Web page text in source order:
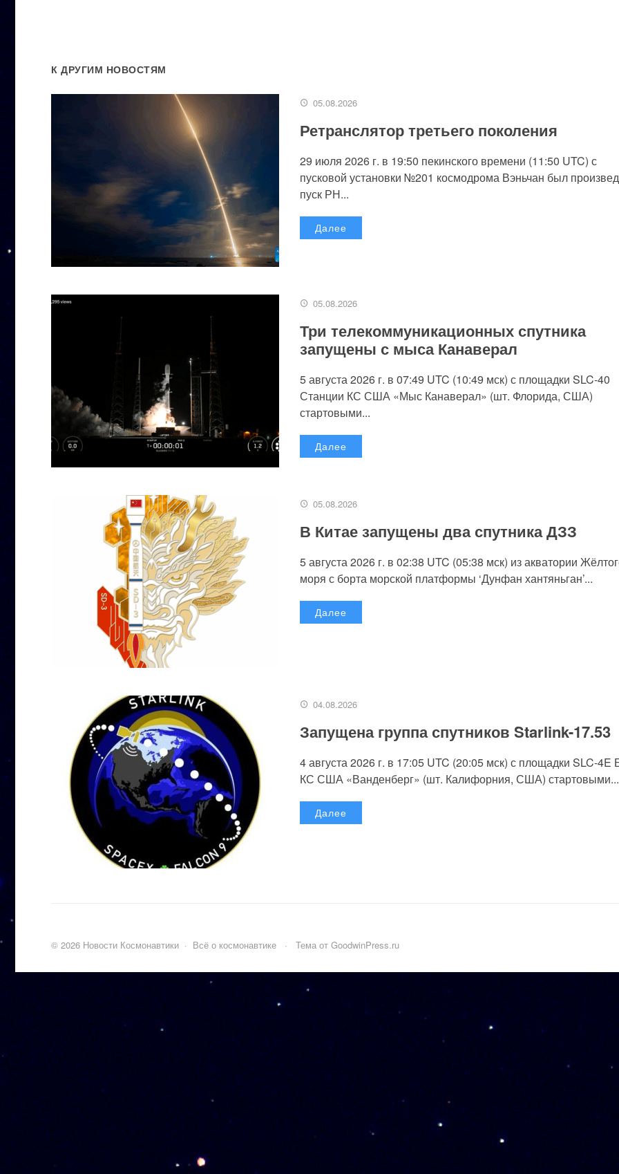
К ДРУГИМ НОВОСТЯМ
05.08.2026
Ретранслятор третьего поколения
29 июля 2026 г. в 19:50 пекинского времени (11:50 UTC) с
пусковой установки №201 космодрома Вэньчан был
пуск РН...
Далее
05.08.2026
Три телекоммуникационных спутника
запущены с мыса Канаверал
5 августа 2026 г. в 07:49 UTC (10:49 мск) с площадки SLC-40
Станции КС США «Мыс Канаверал» (шт. Флорида, США)
стартовыми...
Далее
05.08.2026
В Китае запущены два спутника ДЗЗ
5 августа 2026 г. в 02:38 UTC (05:38 мск) из акватории
моря с борта морской платформы ‘Дунфан хантяньган’...
Далее
04.08.2026
Запущена группа спутников Starlink-17.53
4 августа 2026 г. в 17:05 UTC (20:05 мск) с площадки SLC-4E
КС США «Ванденберг» (шт. Калифорния, США) стартовыми...
Далее
© 2026 Новости Космонавтики · Всё о космонавтике · Тема от GoodwinPress.ru